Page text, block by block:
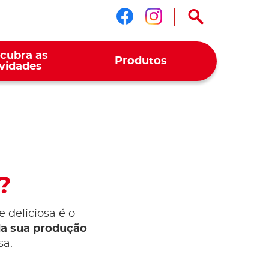
Siga-nos no
Siga-nos no
as
Produtos
deliciosa é o
sua produção